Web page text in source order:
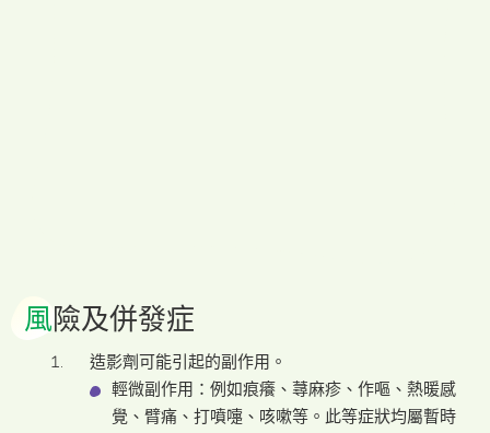
風險及併發症
造影劑可能引起的副作用。
輕微副作用：例如痕癢、蕁麻疹、作嘔、熱暖感
覺、臂痛、打噴嚏、咳嗽等。此等症狀均屬暫時